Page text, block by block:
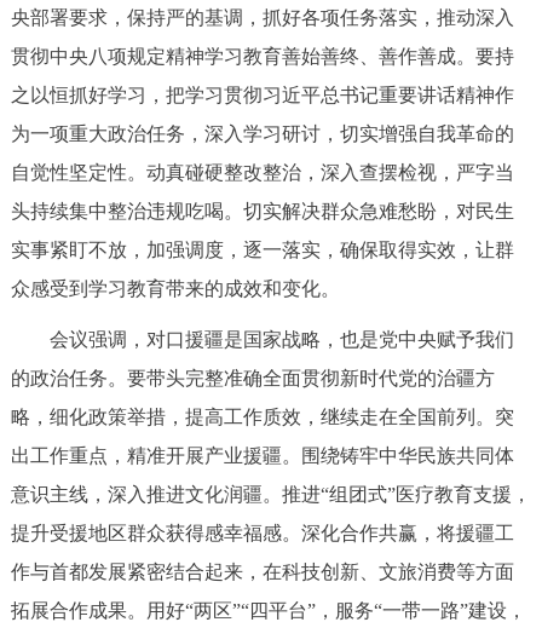
回到顶部
央部署要求，保持严的基调，抓好各项任务落实，推动深入
贯彻中央八项规定精神学习教育善始善终、善作善成。要持
之以恒抓好学习，把学习贯彻习近平总书记重要讲话精神作
为一项重大政治任务，深入学习研讨，切实增强自我革命的
自觉性坚定性。动真碰硬整改整治，深入查摆检视，严字当
头持续集中整治违规吃喝。切实解决群众急难愁盼，对民生
实事紧盯不放，加强调度，逐一落实，确保取得实效，让群
众感受到学习教育带来的成效和变化。
会议强调，对口援疆是国家战略，也是党中央赋予我们
的政治任务。要带头完整准确全面贯彻新时代党的治疆方
略，细化政策举措，提高工作质效，继续走在全国前列。突
出工作重点，精准开展产业援疆。围绕铸牢中华民族共同体
意识主线，深入推进文化润疆。推进“组团式”医疗教育支援，
提升受援地区群众获得感幸福感。深化合作共赢，将援疆工
作与首都发展紧密结合起来，在科技创新、文旅消费等方面
拓展合作成果。用好“两区”“四平台”，服务“一带一路”建设，